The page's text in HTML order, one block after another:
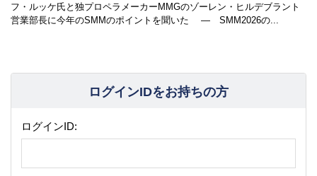
フ・ルッケ氏と独プロペラメーカーMMGのゾーレン・ヒルデブラント
営業部長に今年のSMMのポイントを聞いた ― SMM2026の...
ログインIDをお持ちの方
ログインID: